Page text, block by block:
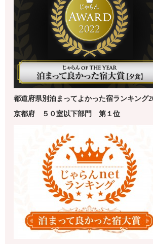
都道府県別泊まってよかった宿ランキング
京都府 ５０室以下部門 第１位